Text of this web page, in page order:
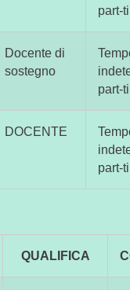
part-
Docente di
sostegno
part-
DOCENTE
part-
QUALIFICA